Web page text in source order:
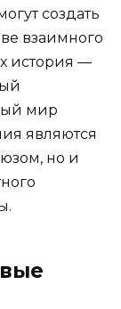
создать
взаимного
история —
мир
являются
но и